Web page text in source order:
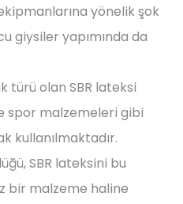
yönelik şok
giysiler yapımında da
türü olan SBR lateksi
spor malzemeleri gibi
kullanılmaktadır.
SBR lateksini bu
bir malzeme haline